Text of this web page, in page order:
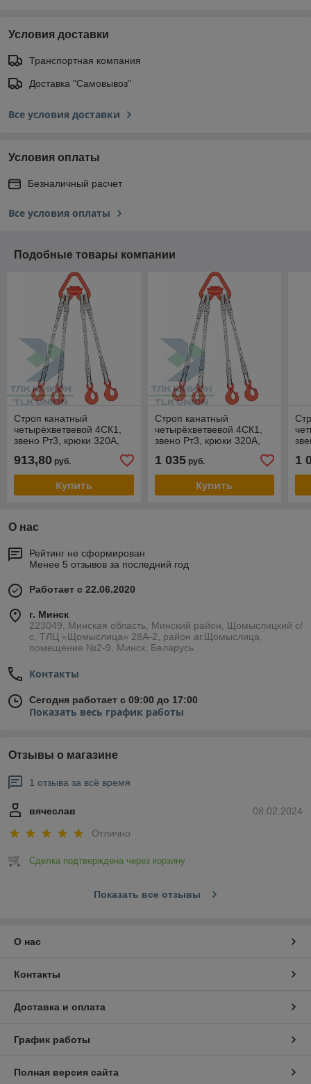
Условия доставки
Транспортная компания
Доставка "Самовывоз"
Все условия доставки
Условия оплаты
Безналичный расчет
Все условия оплаты
Подобные товары компании
Строп канатный
четырёхветвевой 4СК1,
звено Рт3, крюки 320А,
РОМЕК
913,80 руб.
Купить
Строп канатный
четырёхветвевой 4СК1,
звено Рт3, крюки 320А,
РОМЕК
1 035руб.
Купить
1
О нас
Рейтинг не сформирован
Менее 5 отзывов за последний год
Работает с 22.06.2020
г. Минск
223049, Минская область, Минский район, Щомыслицкий с/
с, ТЛЦ «Щомыслица» 28А-2, район аг.Щомыслица,
помещение №2-9, Минск, Беларусь
Контакты
Сегодня работает с 09:00 до 17:00
Показать весь график работы
Отзывы о магазине
1 отзыва за всё время
08.02.2024
вячеслав
Отлично
Сделка подтверждена через корзину
Показать все отзывы
О нас
Контакты
Доставка и оплата
График работы
Полная версия сайта